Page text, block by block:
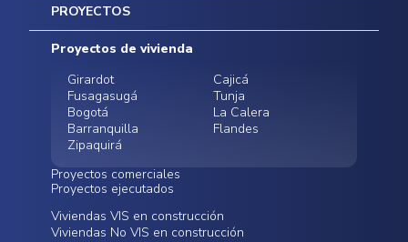
Inicio
Mapa del sitio
Postventas
Contratación Directa
Noticias
PROYECTOS
Proyectos de vivienda
Girardot
Cajicá
Fusagasugá
Tunja
Bogotá
La Calera
Barranquilla
Flandes
Zipaquirá
Proyectos comerciales
Funza
Infinitum Zentral
Bodegas - ALMAX
Centro Comercial
Proyectos ejecutados
Conoce nuestros
proyectos ejecutados
Viviendas VIS en construcción
Viviendas No VIS en construcción